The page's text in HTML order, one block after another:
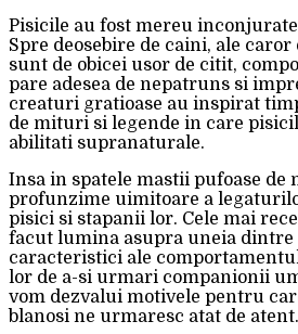
Pisicile au fost mereu
Spre deosebire de caini, ale
sunt de obicei usor de citit,
pare adesea de nepatruns si
creaturi gratioase au inspirat
de mituri si legende in care
abilitati supranaturale.
Insa in spatele mastii pufoase de
profunzime uimitoare a
pisici si stapanii lor. Cele mai
facut lumina asupra uneia
caracteristici ale
lor de a-si urmari companionii
vom dezvalui motivele pentru
blanosi ne urmaresc atat de atent.